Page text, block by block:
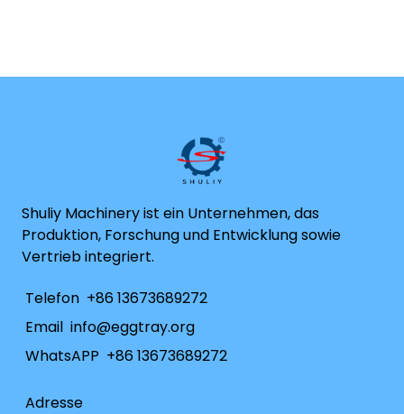
Shuliy Machinery ist ein Unternehmen, das
Produktion, Forschung und Entwicklung sowie
Vertrieb integriert.
Telefon +86 13673689272
Email info@eggtray.org
WhatsAPP +86 13673689272
Adresse